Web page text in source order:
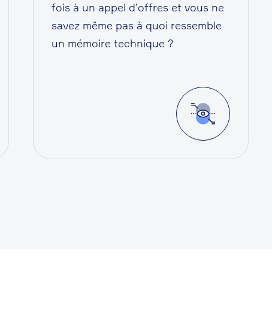
fois à un appel d’offres et vous ne
savez même pas à quoi ressemble
un mémoire technique ?